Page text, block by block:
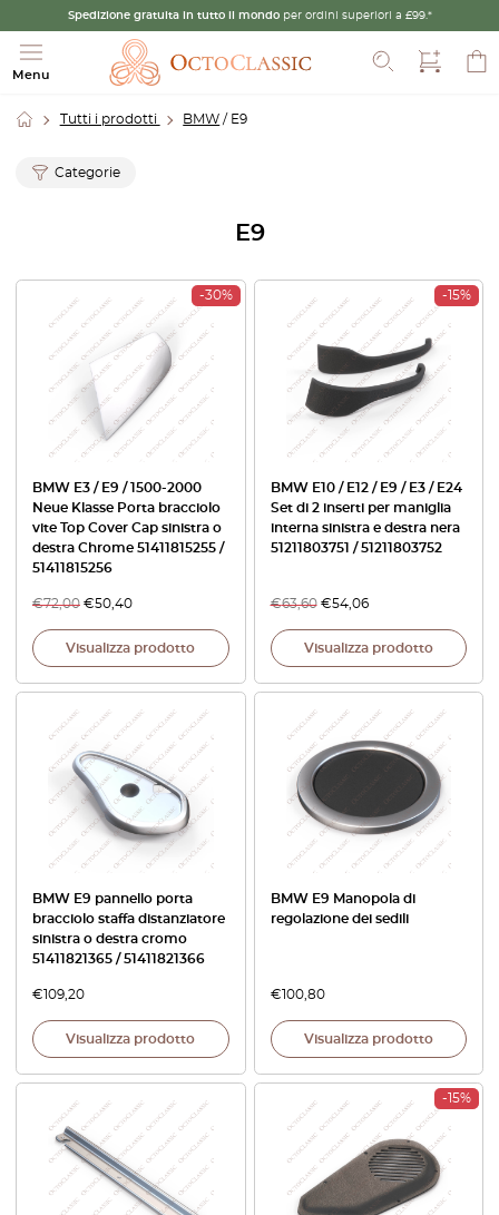
Spedizione gratuita in tutto il mondo per ordini superiori a £99.*
Menu
Cerca
Tutti i prodotti BMW / E9
Categorie
E9
-30%
BMW E3 / E9 / 1500-2000
Neue Klasse Porta bracciolo
vite Top Cover Cap sinistra o
destra Chrome 51411815255 /
51411815256
€72,00 €50,40
Visualizza prodotto
-15%
BMW E10 / E12 / E9 / E3 / E24
Set di 2 inserti per maniglia
interna sinistra e destra nera
51211803751 / 51211803752
€63,60 €54,06
Visualizza prodotto
BMW E9 pannello porta
bracciolo staffa distanziatore
sinistra o destra cromo
51411821365 / 51411821366
€109,20
Visualizza prodotto
BMW E9 Manopola di
regolazione dei sedili
€100,80
Visualizza prodotto
-15%